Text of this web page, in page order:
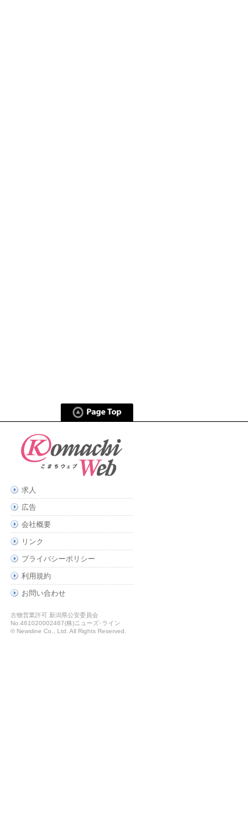
求人
広告
会社概要
リンク
プライバシーポリシー
利用規約
お問い合わせ
古物営業許可 新潟県公安委員会
No.461020002467(株)ニューズ･ライン
© Newsline Co., Ltd. All Rights Reserved.